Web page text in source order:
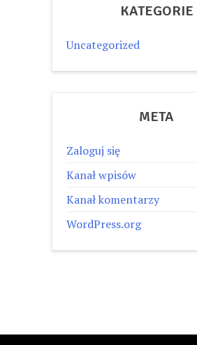
KATEGORIE
Uncategorized
META
Zaloguj się
Kanał wpisów
Kanał komentarzy
WordPress.org